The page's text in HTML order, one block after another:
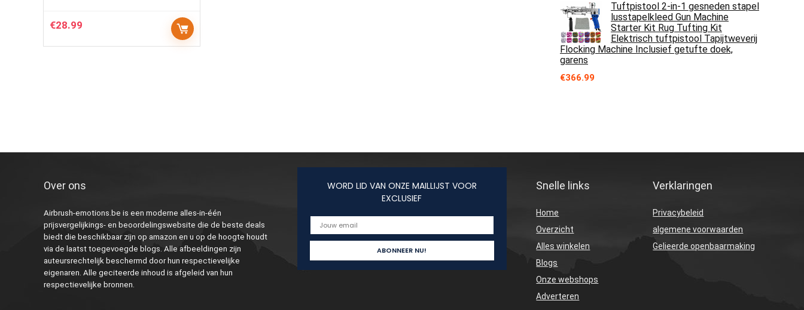
€28.99
Tuftpistool 2-in-1 gesneden stapel
lusstapelkleed Gun Machine
Starter Kit Rug Tufting Kit
Elektrisch tuftpistool Tapijtweverij
Flocking Machine Inclusief getufte doek,
garens
€366.99
Over ons
Airbrush-emotions.be is een moderne alles-in-één
prijsvergelijkings- en beoordelingswebsite die de beste deals
biedt die beschikbaar zijn op amazon en u op de hoogte houdt
via de laatst toegevoegde blogs. Alle afbeeldingen zijn
auteursrechtelijk beschermd door hun respectievelijke
eigenaren. Alle geciteerde inhoud is afgeleid van hun
respectievelijke bronnen.
WORD LID VAN ONZE MAILLIJST VOOR
EXCLUSIEF
Snelle links
Home
Overzicht
Alles winkelen
Blogs
Onze webshops
Adverteren
Verklaringen
Privacybeleid
algemene voorwaarden
Gelieerde openbaarmaking